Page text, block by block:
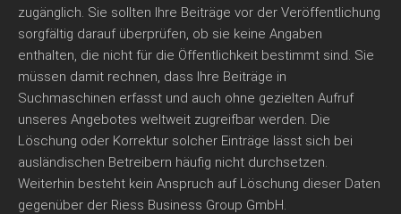
zugänglich. Sie sollten Ihre Beiträge vor der Veröffentlichung
sorgfältig darauf überprüfen, ob sie keine Angaben
enthalten, die nicht für die Öffentlichkeit bestimmt sind. Sie
müssen damit rechnen, dass Ihre Beiträge in
Suchmaschinen erfasst und auch ohne gezielten Aufruf
unseres Angebotes weltweit zugreifbar werden. Die
Löschung oder Korrektur solcher Einträge lässt sich bei
ausländischen Betreibern häufig nicht durchsetzen.
Weiterhin besteht kein Anspruch auf Löschung dieser Daten
gegenüber der Riess Business Group GmbH.